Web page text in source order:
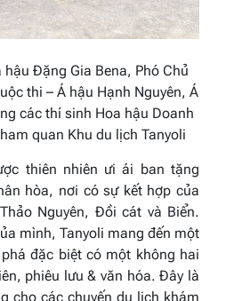
hậu Đặng Gia Bena, Phó Chủ
thi – Á hậu Hạnh Nguyên, Á
các thí sinh Hoa hậu Doanh
quan Khu du lịch Tanyoli
thiên nhiên ưi ái ban tặng
hòa, nơi có sự kết hợp của
Nguyên, Đồi cát và Biển.
mình, Tanyoli mang đến một
đặc biệt có một không hai
phiêu lưu & văn hóa. Đây là
cho các chuyến du lịch khám